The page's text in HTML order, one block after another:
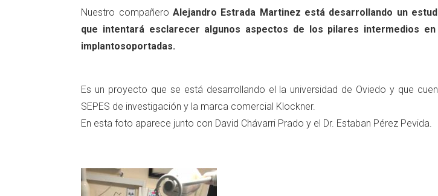
Nuestro compañeroAlejandro Estrada Martinez está desarrollando un
que intentará esclarecer algunos aspectos de los pilares intermedios
implantosoportadas.
Es un proyecto que se está desarrollando el la universidad de Oviedo y que
SEPES de investigación y la marca comercial Klockner.
En esta foto aparece junto con David Chávarri Prado y el Dr. Estaban Pérez Pevida.